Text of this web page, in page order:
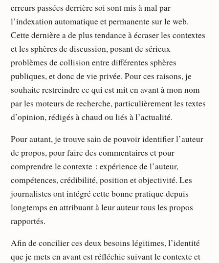
erreurs passées derrière soi sont mis à mal par
l’indexation automatique et permanente sur le web.
Cette dernière a de plus tendance à écraser les contextes
et les sphères de discussion, posant de sérieux
problèmes de collision entre différentes sphères
publiques, et donc de vie privée. Pour ces raisons, je
souhaite restreindre ce qui est mit en avant à mon nom
par les moteurs de recherche, particulièrement les textes
d’opinion, rédigés à chaud ou liés à l’actualité.
Pour autant, je trouve sain de pouvoir identifier l’auteur
de propos, pour faire des commentaires et pour
comprendre le contexte : expérience de l’auteur,
compétences, crédibilité, position et objectivité. Les
journalistes ont intégré cette bonne pratique depuis
longtemps en attribuant à leur auteur tous les propos
rapportés.
Afin de concilier ces deux besoins légitimes, l’identité
que je mets en avant est réfléchie suivant le contexte et